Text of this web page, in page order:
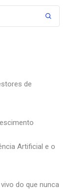
de
Artificial e o
do que nunca